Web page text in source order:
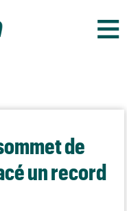
≡
de
un record